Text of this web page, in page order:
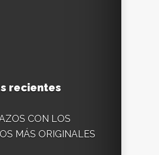
recientes
CON LOS
MÁS ORIGINALES